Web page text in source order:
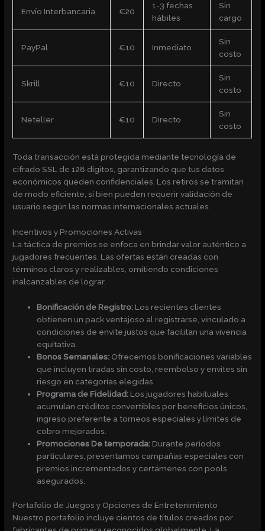
Envío Interbancaria €20
1-3 fechas
hábiles
Sin
cargo
PayPal €10 Inmediato
Sin
costo
Skrill €10 Directo
Sin
costo
Neteller €10 Directo
Sin
costo
Toda transacción está protegida mediante tecnología de
cifrado SSL de 128 dígitos, garantizando que tus datos
económicos queden confidenciales. Los retiros se tramitan
de modo eficiente, si bien pueden requerir validación de
usuario según las normas internacionales actuales.
Incentivos y Promociones Activas
La táctica de premios se enfoca en brindar valor auténtico a
jugadores frecuentes. Las ofertas están creadas con
términos claros y realizables, omitiendo condiciones
inalcanzables de lograr.
Bonificación de Registro: Los recientes clientes
obtienen un pack ventajoso al registrarse, vinculado a
condiciones de envite justos que facilitan una vivencia
equitativa.
Bonos Semanales: Ofrecemos bonificaciones variables
que incluyen tiradas sin costo, reembolso y envites sin
riesgo en categorías elegidas.
Programa de Fidelidad: Los jugadores habituales
acumulan créditos convertibles por beneficios únicos,
ingreso preferente a torneos especiales y límites de
cobro mejorados.
Promociones De temporada: Durante períodos
particulares, presentamos campañas especiales con
premios incrementados y certámenes con pools
asegurados.
Portafolio de Juegos y Opciones de Entretenimiento
Nuestro portafolio incluye cientos de títulos creados por